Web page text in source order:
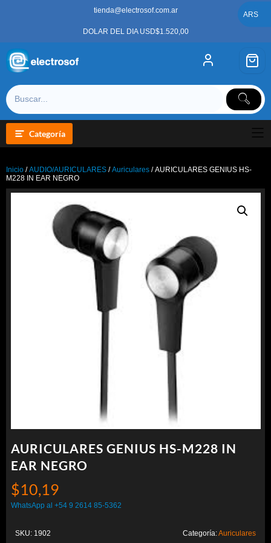
tienda@electrosof.com.ar
DOLAR DEL DIA USD$1.520,00
Categoría
Inicio /AUDIO/AURICULARES /Auriculares / AURICULARES GENIUS HS-
M228 IN EAR NEGRO
AURICULARES GENIUS HS-M228 IN
EAR NEGRO
$10,19
WhatsApp al +54 9 2614 85-5362
SKU: 1902 Categoría:Auriculares
ARS